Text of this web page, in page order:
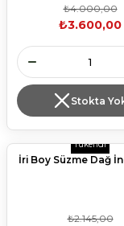
₺4.000,00
₺3.600,00
Stokta
Tükendi
İri Boy Süzme Dağ
₺2.145,00